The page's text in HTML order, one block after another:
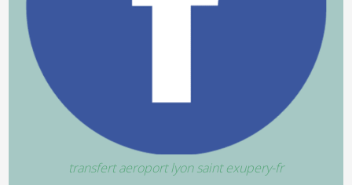
transfert aeroport lyon saint exupery-fr